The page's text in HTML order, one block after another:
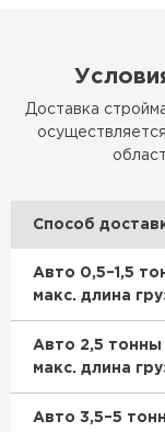
Доставка
Способ
Авто 0,5–1,5
макс. длина
Авто 2,5 тонны
макс. длина
Авто 3,5–5 тонн